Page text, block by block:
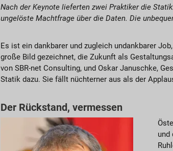
Nach der Keynote lieferten zwei Praktiker die
ungelöste Machtfrage über die Daten. Die
Es ist ein dankbarer und zugleich undankbarer
große Bild gezeichnet, die Zukunft als
von SBR-net Consulting, und Oskar Januschke,
Statik dazu. Sie fällt nüchterner aus als der
Der Rückstand, vermessen
und